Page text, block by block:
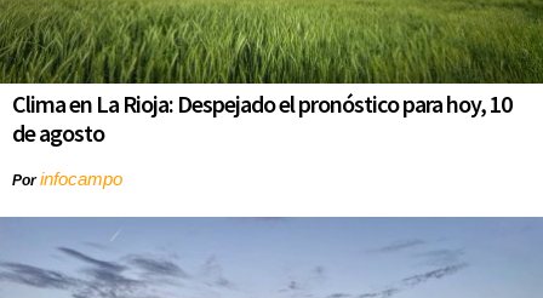
Clima en La Rioja: Despejado el pronóstico para hoy, 10
de agosto
Porinfocampo